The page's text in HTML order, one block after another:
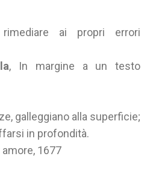
ai propri errori
, In margine a un testo
galleggiano alla superficie;
in profondità.
amore, 1677